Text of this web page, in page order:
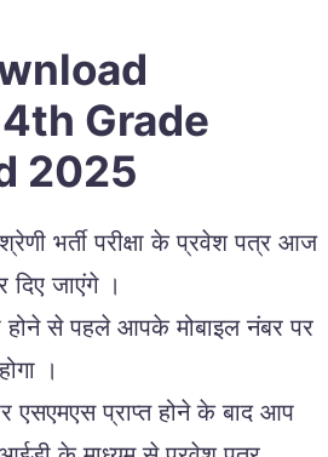
Grade
2025
भर्ती परीक्षा के प्रवेश पत्र आज
दिए जाएंगे ।
होने से पहले आपके मोबाइल नंबर पर
।
एसएमएस प्राप्त होने के बाद आप